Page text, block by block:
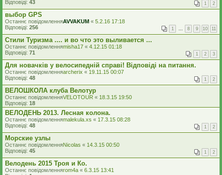
Відповіді: 43 1 2
выбор GPS
Останнє повідомленняAVVAKUM « 5.2.16 17:18
Відповіді: 256 1 … 8 9 10 11
Стили Туризма .... и во что это выливается ...
Останнє повідомленняmisha17 « 4.12.15 01:18
Відповіді: 71 1 2 3
Для новачків у велосипедній справі! Відповіді на питання.
Останнє повідомленняarcherix « 19.11.15 00:07
Відповіді: 48 1 2
ВЕЛОШКОЛА клуба Велотур
Останнє повідомленняVELOTOUR « 18.3.15 19:50
Відповіді: 18
ВЕЛОДЕНЬ 2013. Лесная колона.
Останнє повідомленняmalekula.xs « 17.3.15 08:28
Відповіді: 48 1 2
Морские узлы
Останнє повідомленняNicolas « 14.3.15 00:50
Відповіді: 45 1 2
Велодень 2015 Троя и Ко.
Останнє повідомленняrom4a « 6.3.15 13:41